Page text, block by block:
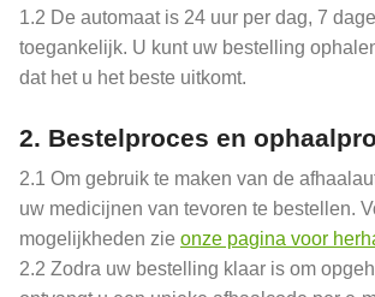
1.2 De automaat is 24 uur per dag, 7
toegankelijk. U kunt uw bestelling
dat het u het beste uitkomt.
2. Bestelproces en
2.1 Om gebruik te maken van de
uw medicijnen van tevoren te bestellen.
mogelijkheden zie onze pagina voor
2.2 Zodra uw bestelling klaar is om